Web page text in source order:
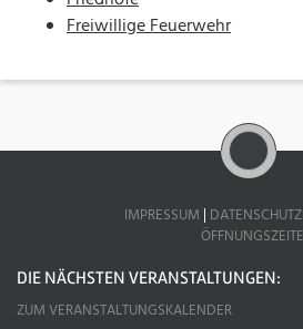
Freiwillige Feuerwehr
IMPRESSUM |
DIE NÄCHSTEN VERANSTALTUNGEN:
ZUM VERANSTALTUNGSKALENDER